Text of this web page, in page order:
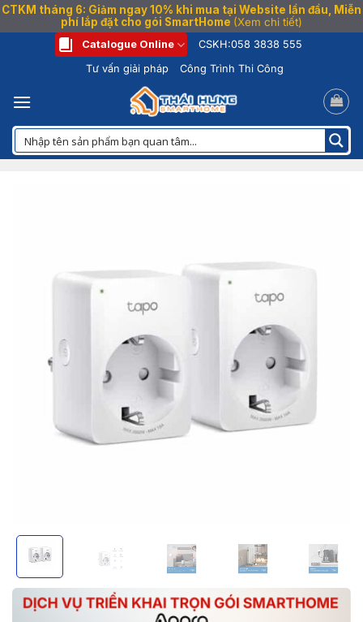
CTKM tháng 6: Giảm ngay 10% khi mua tại Website lần đầu, Miễn
phí lắp đặt cho gói SmartHome (Xem chi tiết)
dung
Catalogue Online CSKH:058 3838 555
Tư vấn giải pháp
Công Trình Thi Công